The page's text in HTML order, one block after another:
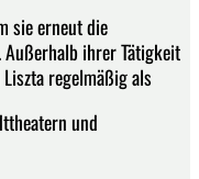
sie erneut die
Außerhalb ihrer Tätigkeit
regelmäßig als
und